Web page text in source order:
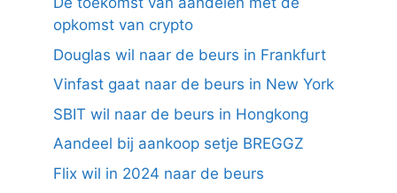
opkomst van crypto
Douglas wil naar de beurs in Frankfurt
Vinfast gaat naar de beurs in New York
SBIT wil naar de beurs in Hongkong
Aandeel bij aankoop setje BREGGZ
Flix wil in 2024 naar de beurs